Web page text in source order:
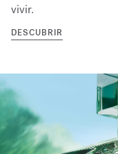
vivir.
DESCUBRIR